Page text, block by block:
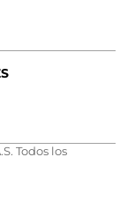
Todos los